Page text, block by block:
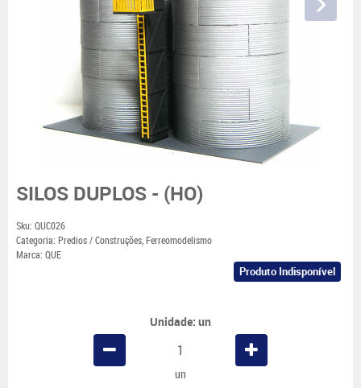
SILOS DUPLOS - (HO)
Sku: QUC026
Categoria: Predios / Construções,Ferreomodelismo
Marca: QUE
Produto Indisponível
Unidade: un
un